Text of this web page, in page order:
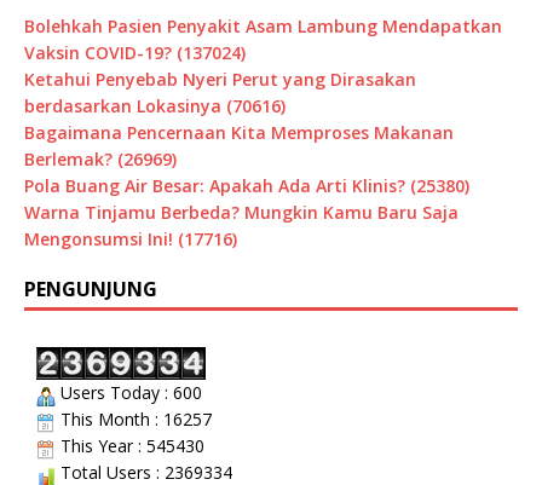
Bolehkah Pasien Penyakit Asam Lambung Mendapatkan
Vaksin COVID-19? (137024)
Ketahui Penyebab Nyeri Perut yang Dirasakan
berdasarkan Lokasinya (70616)
Bagaimana Pencernaan Kita Memproses Makanan
Berlemak? (26969)
Pola Buang Air Besar: Apakah Ada Arti Klinis? (25380)
Warna Tinjamu Berbeda? Mungkin Kamu Baru Saja
Mengonsumsi Ini! (17716)
PENGUNJUNG
Users Today : 600
This Month : 16257
This Year : 545430
Total Users : 2369334